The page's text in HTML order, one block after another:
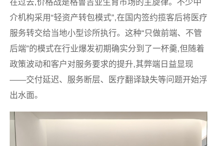
在过去,价格战是格鲁吉亚生育市场的主旋律。不少中
介机构采用“轻资产转包模式”,在国内签约揽客后将医疗
服务转交给当地小型诊所执行。这种“只做前端、不管
后端”的模式在行业爆发初期确实分到了一杯羹,但随着
政策波动和客户对服务要求的提升,其弊端日益显现
——交付延迟、服务断层、医疗翻译缺失等问题开始浮
出水面。